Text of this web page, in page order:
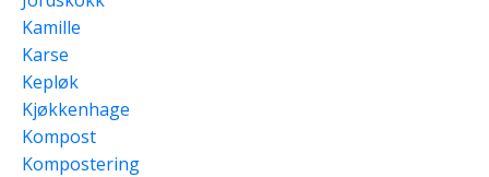
Kamille
Karse
Kepløk
Kjøkkenhage
Kompost
Kompostering